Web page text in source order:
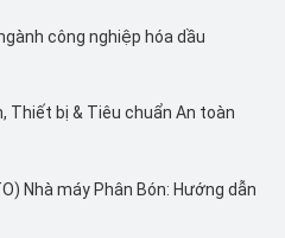
công nghiệp hóa dầu
Thiết bị & Tiêu chuẩn An toàn
Nhà máy Phân Bón: Hướng dẫn